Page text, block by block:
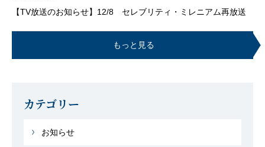
【TV放送のお知らせ】12/8 セレブリティ・ミレニアム再放送
もっと見る
カテゴリー
お知らせ